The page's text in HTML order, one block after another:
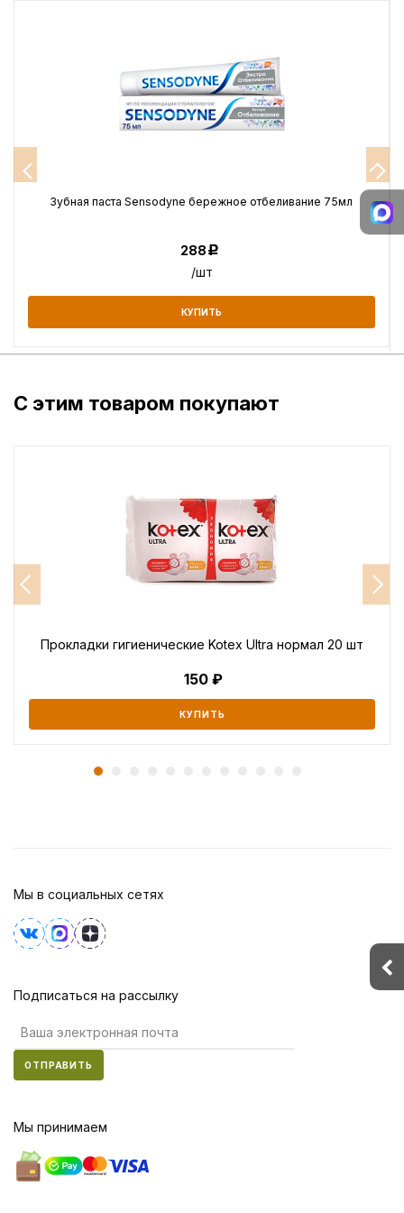
Зубная паста Sensodyne бережное отбеливание 75мл
288Р
/шт
КУПИТЬ
С этим товаром покупают
Прокладки гигиенические Kotex Ultra нормал 20 шт
150
КУПИТЬ
Мы в социальных сетях
Подписаться на рассылку
ОТПРАВИТЬ
Мы принимаем